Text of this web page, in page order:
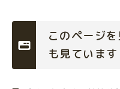
このページ
も見ています